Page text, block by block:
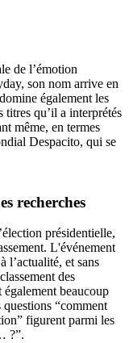
de l’émotion
son nom arrive en
également les
titres qu’il a interprétés
même, en termes
Despacito, qui se
recherches
présidentielle,
L'événement
l’actualité, et sans
des
beaucoup
“comment
figurent parmi les
?”.